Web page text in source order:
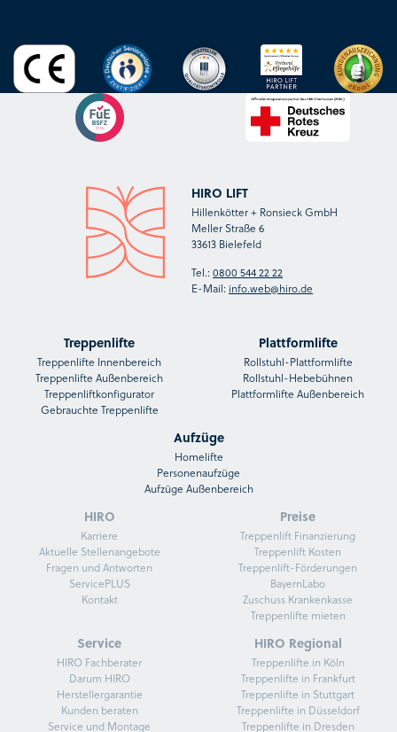
HIRO LIFT
Hillenkötter + Ronsieck GmbH
Meller Straße 6
33613 Bielefeld
Tel.:0800 544 22 22
E-Mail: info.web@hiro.de
Treppenlifte
Treppenlifte Innenbereich
Treppenlifte Außenbereich
Treppenliftkonfigurator
Gebrauchte Treppenlifte
Plattformlifte
Rollstuhl-Plattformlifte
Rollstuhl-Hebebühnen
Plattformlifte Außenbereich
Aufzüge
Homelifte
Personenaufzüge
Aufzüge Außenbereich
HIRO
Karriere
Aktuelle Stellenangebote
Fragen und Antworten
ServicePLUS
Kontakt
Preise
Treppenlift Finanzierung
Treppenlift Kosten
Treppenlift-Förderungen
BayernLabo
Zuschuss Krankenkasse
Treppenlifte mieten
Service
HIRO Fachberater
Darum HIRO
Herstellergarantie
Kunden beraten
Service und Montage
HIRO Regional
Treppenlifte in Köln
Treppenlifte in Frankfurt
Treppenlifte in Stuttgart
Treppenlifte in Düsseldorf
Treppenlifte in Dresden